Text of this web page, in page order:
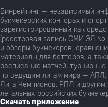
Винрейтинг — независимый
букмекерских конторах и
зарегистрированный как
(реестровая запись СМИ ЭЛ №
и обзоры букмекеров,
материалы для беттеров, а
расписание матчей,
по ведущим лигам мира — АПЛ,
Лига Чемпионов, РПЛ и
легальных российских
Скачать приложение